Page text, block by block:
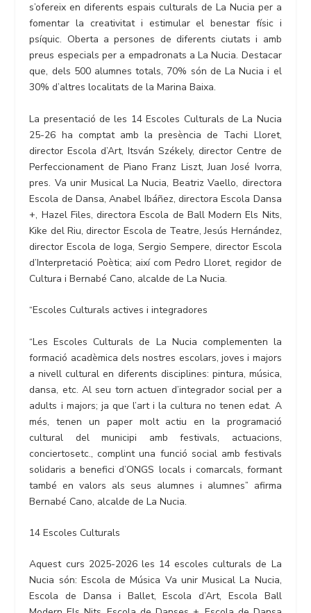
s’ofereix en diferents espais culturals de La Nucia per a
fomentar la creativitat i estimular el benestar físic i
psíquic. Oberta a persones de diferents ciutats i amb
preus especials per a empadronats a La Nucia. Destacar
que, dels 500 alumnes totals, 70% són de La Nucia i el
30% d’altres localitats de la Marina Baixa.
La presentació de les 14 Escoles Culturals de La Nucia
25-26 ha comptat amb la presència de Tachi Lloret,
director Escola d’Art, Itsván Székely, director Centre de
Perfeccionament de Piano Franz Liszt, Juan José Ivorra,
pres. Va unir Musical La Nucia, Beatriz Vaello, directora
Escola de Dansa, Anabel Ibáñez, directora Escola Dansa
+, Hazel Files, directora Escola de Ball Modern Els Nits,
Kike del Riu, director Escola de Teatre, Jesús Hernández,
director Escola de Ioga, Sergio Sempere, director Escola
d’Interpretació Poètica; així com Pedro Lloret, regidor de
Cultura i Bernabé Cano, alcalde de La Nucia.
“Escoles Culturals actives i integradores
“Les Escoles Culturals de La Nucia complementen la
formació acadèmica dels nostres escolars, joves i majors
a nivell cultural en diferents disciplines: pintura, música,
dansa, etc. Al seu torn actuen d’integrador social per a
adults i majors; ja que l’art i la cultura no tenen edat. A
més, tenen un paper molt actiu en la programació
cultural del municipi amb festivals, actuacions,
conciertosetc., complint una funció social amb festivals
solidaris a benefici d’ONGS locals i comarcals, formant
també en valors als seus alumnes i alumnes” afirma
Bernabé Cano, alcalde de La Nucia.
14 Escoles Culturals
Aquest curs 2025-2026 les 14 escoles culturals de La
Nucia són: Escola de Música Va unir Musical La Nucia,
Escola de Dansa i Ballet, Escola d’Art, Escola Ball